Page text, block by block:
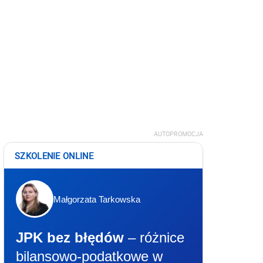
AUTOPROMOCJA
SZKOLENIE ONLINE
Małgorzata Tarkowska
JPK bez błędów – różnice
bilansowo-podatkowe w